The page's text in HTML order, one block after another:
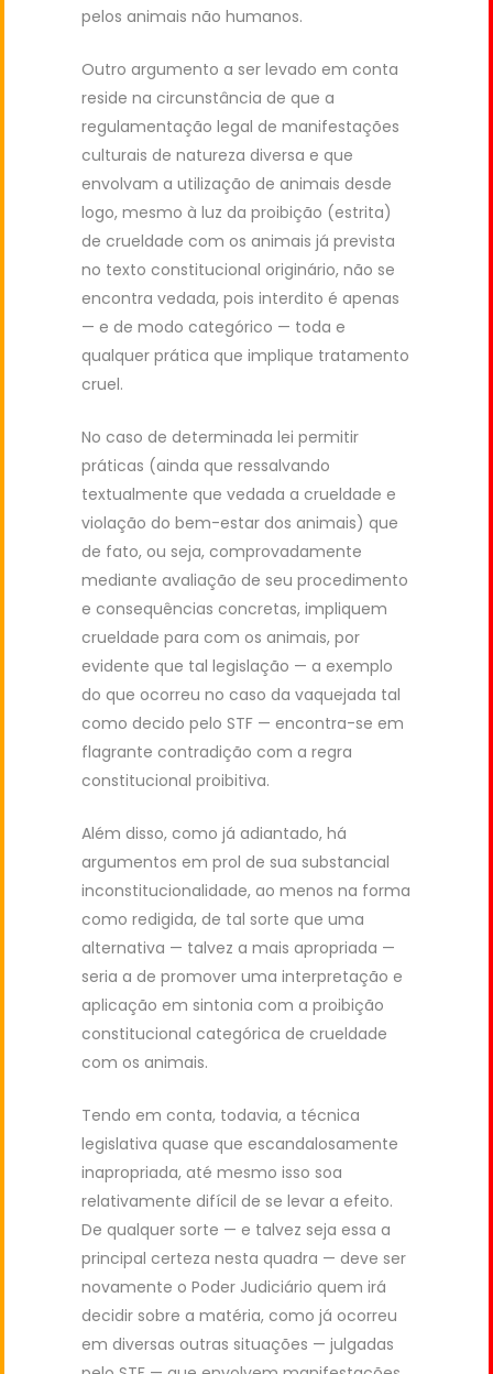
pelos animais não humanos.
Outro argumento a ser levado em conta
reside na circunstância de que a
regulamentação legal de manifestações
culturais de natureza diversa e que
envolvam a utilização de animais desde
logo, mesmo à luz da proibição (estrita)
de crueldade com os animais já prevista
no texto constitucional originário, não se
encontra vedada, pois interdito é apenas
— e de modo categórico — toda e
qualquer prática que implique tratamento
cruel.
No caso de determinada lei permitir
práticas (ainda que ressalvando
textualmente que vedada a crueldade e
violação do bem-estar dos animais) que
de fato, ou seja, comprovadamente
mediante avaliação de seu procedimento
e consequências concretas, impliquem
crueldade para com os animais, por
evidente que tal legislação — a exemplo
do que ocorreu no caso da vaquejada tal
como decido pelo STF — encontra-se em
flagrante contradição com a regra
constitucional proibitiva.
Além disso, como já adiantado, há
argumentos em prol de sua substancial
inconstitucionalidade, ao menos na forma
como redigida, de tal sorte que uma
alternativa — talvez a mais apropriada —
seria a de promover uma interpretação e
aplicação em sintonia com a proibição
constitucional categórica de crueldade
com os animais.
Tendo em conta, todavia, a técnica
legislativa quase que escandalosamente
inapropriada, até mesmo isso soa
relativamente difícil de se levar a efeito.
De qualquer sorte — e talvez seja essa a
principal certeza nesta quadra — deve ser
novamente o Poder Judiciário quem irá
decidir sobre a matéria, como já ocorreu
em diversas outras situações — julgadas